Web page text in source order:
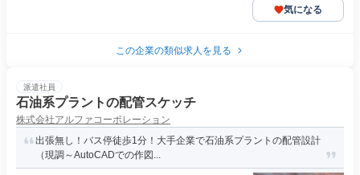
気になる
この企業の類似求人を見る
派遣社員
石油系プラントの配管スケッチ
株式会社アルファコーポレーション
出張無し！バス停徒歩1分！大手企業で石油系プラントの配管設計
（現調～AutoCADでの作図...